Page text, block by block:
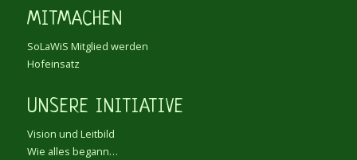
MITMACHEN
SoLaWiS Mitglied werden
Hofeinsatz
UNSERE INITIATIVE
Vision und Leitbild
Wie alles begann…